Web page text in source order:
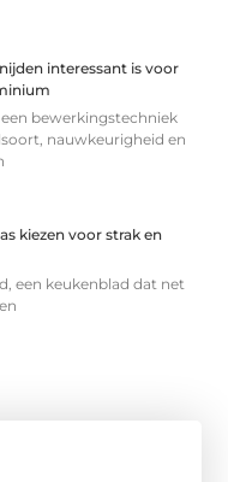
interessant is voor
een bewerkingstechniek
nauwkeurigheid en
kiezen voor strak en
een keukenblad dat net